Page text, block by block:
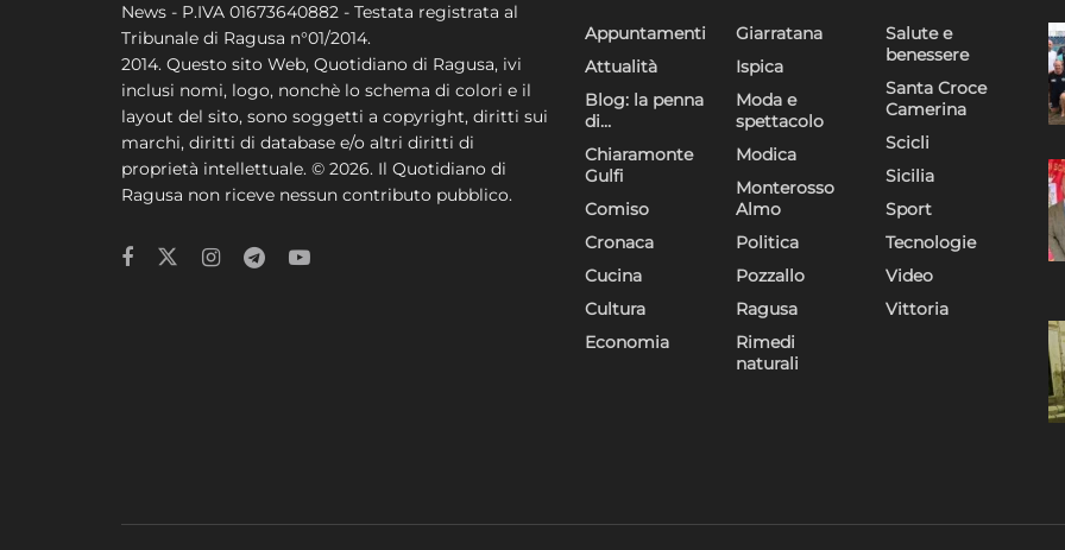
News - P.IVA 01673640882 - Testata registrata al
Tribunale di Ragusa n°01/2014.
2014. Questo sito Web, Quotidiano di Ragusa, ivi
inclusi nomi, logo, nonchè lo schema di colori e il
layout del sito, sono soggetti a copyright, diritti sui
marchi, diritti di database e/o altri diritti di
proprietà intellettuale. © 2026. Il Quotidiano di
Ragusa non riceve nessun contributo pubblico.
Appuntamenti
Attualità
Blog: la penna
di…
Chiaramonte
Gulfi
Comiso
Cronaca
Cucina
Cultura
Economia
Giarratana
Ispica
Moda e
spettacolo
Modica
Monterosso
Almo
Politica
Pozzallo
Ragusa
Rimedi
naturali
Salute e
benessere
Santa Croce
Camerina
Scicli
Sicilia
Sport
Tecnologie
Video
Vittoria